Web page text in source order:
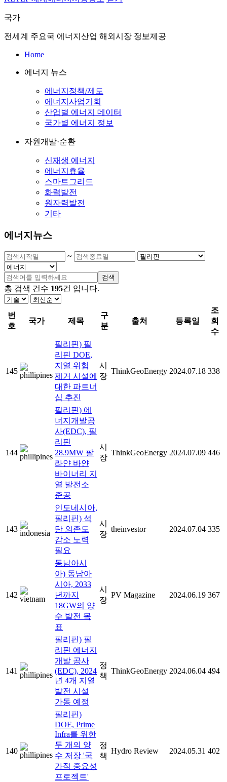
국가
전세계 주요국 에너지산업 해외시장 정보제공
Home
에너지 뉴스
에너지정책/제도
에너지사업기회
산업별 에너지 데이터
국가별 에너지 정보
자원개발·순환
신재생 에너지
에너지효율
스마트그리드
화력발전
원자력발전
기타
에너지뉴스
~
검색
총 검색 건수 195건 입니다.
번
호
국가 제목
구
분
출처 등록일
조
회
수
145
필리핀) 필
리핀 DOE,
지열 위험
제거 시설에
대한 파트너
십 추진
시
장
ThinkGeoEnergy 2024.07.18 338
144
필리핀) 에
너지개발공
사(EDC), 필
리핀
28.9MW 팔
라얀 바얀
바이너리 지
열 발전소
준공
시
장
ThinkGeoEnergy 2024.07.09 446
143
인도네시아,
필리핀) 석
탄 의존도
감소 노력
필요
시
장
theinvestor 2024.07.04 335
142
동남아시
아) 동남아
시아, 2033
년까지
18GW의 양
수 발전 목
표
시
장
PV Magazine 2024.06.19 367
141
필리핀) 필
리핀 에너지
개발 공사
(EDC), 2024
년 4개 지열
발전 시설
가동 예정
정
책
ThinkGeoEnergy 2024.06.04 494
140
필리핀)
DOE, Prime
Infra를 위한
두 개의 양
수 저장 '국
가적 중요성
프로젝트'
정
책
Hydro Review 2024.05.31 402